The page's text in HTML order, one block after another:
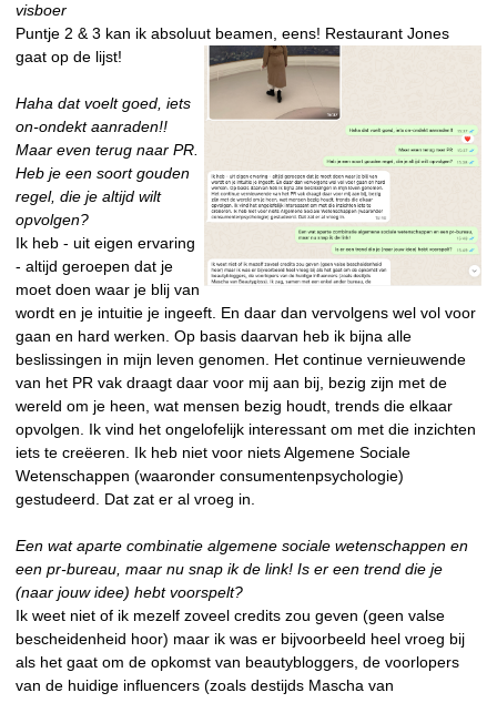
visboer
Puntje 2 & 3 kan ik absoluut beamen, eens! Restaurant Jones
gaat op de lijst!
Haha dat voelt goed, iets
on-ondekt aanraden!!
Maar even terug naar PR.
Heb je een soort gouden
regel, die je altijd wilt
opvolgen?
Ik heb - uit eigen ervaring
- altijd geroepen dat je
moet doen waar je blij van
wordt en je intuitie je ingeeft. En daar dan vervolgens wel vol voor
gaan en hard werken. Op basis daarvan heb ik bijna alle
beslissingen in mijn leven genomen. Het continue vernieuwende
van het PR vak draagt daar voor mij aan bij, bezig zijn met de
wereld om je heen, wat mensen bezig houdt, trends die elkaar
opvolgen. Ik vind het ongelofelijk interessant om met die inzichten
iets te creëeren. Ik heb niet voor niets Algemene Sociale
Wetenschappen (waaronder consumentenpsychologie)
gestudeerd. Dat zat er al vroeg in.
Een wat aparte combinatie algemene sociale wetenschappen en
een pr-bureau, maar nu snap ik de link! Is er een trend die je
(naar jouw idee) hebt voorspelt?
Ik weet niet of ik mezelf zoveel credits zou geven (geen valse
bescheidenheid hoor) maar ik was er bijvoorbeeld heel vroeg bij
als het gaat om de opkomst van beautybloggers, de voorlopers
van de huidige influencers (zoals destijds Mascha van